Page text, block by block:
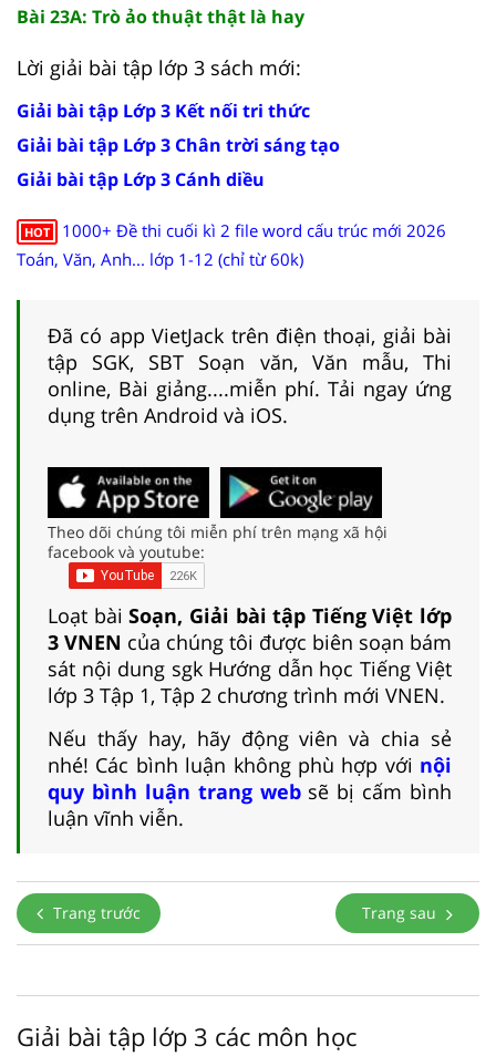
Bài 23A: Trò ảo thuật thật là hay
Lời giải bài tập lớp 3 sách mới:
Giải bài tập Lớp 3 Kết nối tri thức
Giải bài tập Lớp 3 Chân trời sáng tạo
Giải bài tập Lớp 3 Cánh diều
HOT
1000+ Đề thi cuối kì 2 file word cấu trúc mới 2026
Toán, Văn, Anh... lớp 1-12 (chỉ từ 60k)
Đã có app VietJack trên điện thoại, giải bài
tập SGK, SBT Soạn văn, Văn mẫu, Thi
online, Bài giảng....miễn phí. Tải ngay ứng
dụng trên Android và iOS.
Theo dõi chúng tôi miễn phí trên mạng xã hội
facebook và youtube:
Loạt bàiSoạn, Giải bài tập Tiếng Việt lớp
3 VNEN của chúng tôi được biên soạn bám
sát nội dung sgk Hướng dẫn học Tiếng Việt
lớp 3 Tập 1, Tập 2 chương trình mới VNEN.
Nếu thấy hay, hãy động viên và chia sẻ
nhé! Các bình luận không phù hợp với nội
quy bình luận trang websẽ bị cấm bình
luận vĩnh viễn.
Trang trước Trang sau
Giải bài tập lớp 3 các môn học